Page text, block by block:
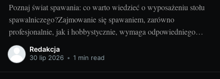
Poznaj świat spawania: co warto wiedzieć o wyposażeniu stołu
spawalniczego?Zajmowanie się spawaniem, zarówno
profesjonalnie, jak i hobbystycznie, wymaga odpowiedniego
wyposażenia stołu spawalniczego. Wybór odpowiednich
akcesoriów jest kluczowy dla wydajności i bezpieczeństwa
Redakcja
30 lip 2026 • 1 min read